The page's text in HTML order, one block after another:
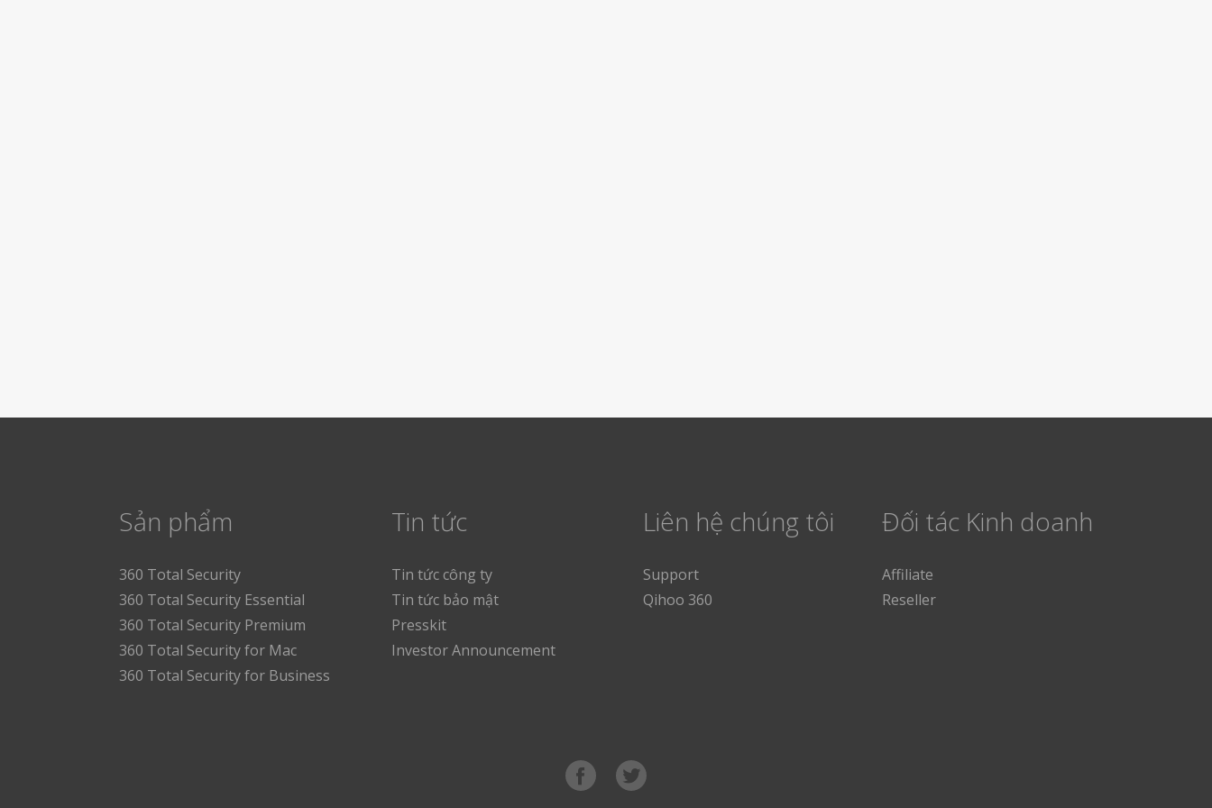
Sản phẩm
360 Total Security
360 Total Security Essential
360 Total Security Premium
360 Total Security for Mac
360 Total Security for Business
Tin tức
Tin tức công ty
Tin tức bảo mật
Presskit
Investor Announcement
Liên hệ chúng tôi
Support
Qihoo 360
Đối tác Kinh doanh
Affiliate
Reseller